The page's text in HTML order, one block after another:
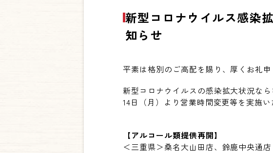
新型コロナウイルス感染
知らせ
平素は格別のご高配を賜り、厚くお礼申
新型コロナウイルスの感染拡大状況な
14日（月）より 営業時間変更等を実施い
【アルコール類提供再開】
＜三重県＞桑名大山田店、鈴鹿中央通店